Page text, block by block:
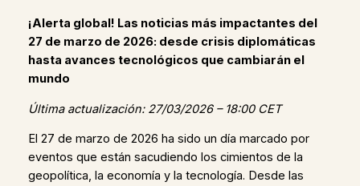
¡Alerta global! Las noticias más impactantes del
27 de marzo de 2026: desde crisis diplomáticas
hasta avances tecnológicos que cambiarán el
mundo
Última actualización: 27/03/2026 – 18:00 CET
El 27 de marzo de 2026 ha sido un día marcado por
eventos que están sacudiendo los cimientos de la
geopolítica, la economía y la tecnología. Desde las